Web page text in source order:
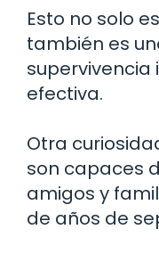
Esto no solo
también es
efectiva.
Otra
son capaces
amigos y
de años de